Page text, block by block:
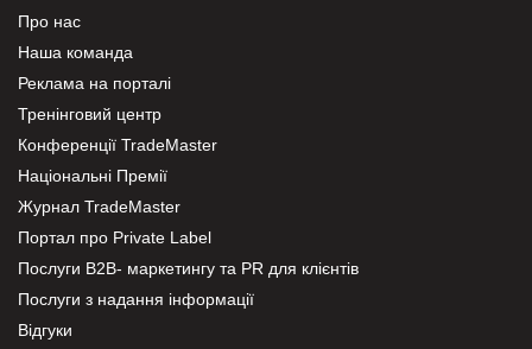
Про нас
Наша команда
Реклама на порталі
Тренінговий центр
Конференції TradeMaster
Національні Премії
Журнал TradeMaster
Портал про Private Label
Послуги В2В- маркетингу та PR для клієнтів
Послуги з надання інформації
Відгуки